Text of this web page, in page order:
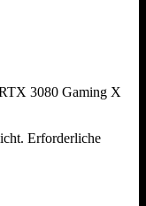
3080 Gaming X
Erforderliche